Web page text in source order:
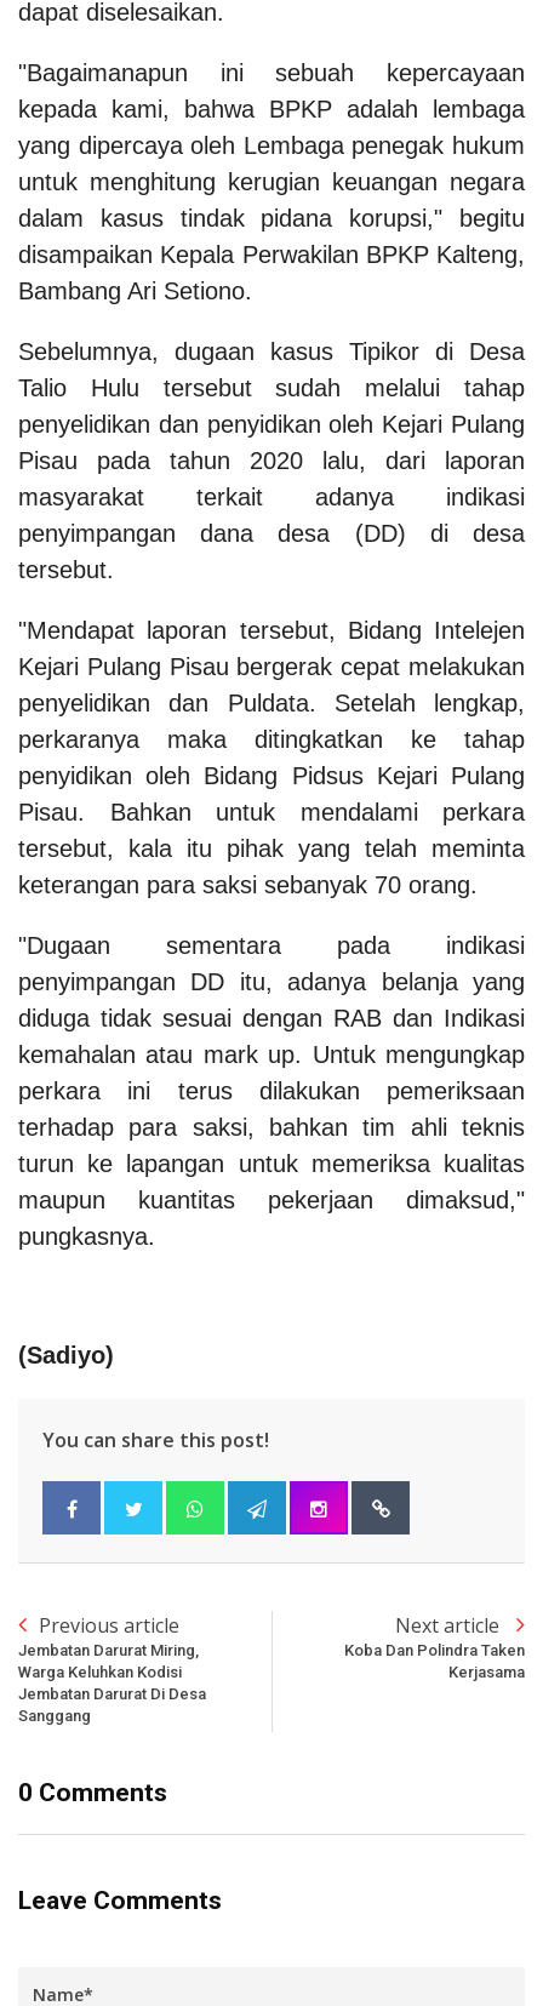
dapat diselesaikan.
"Bagaimanapun ini sebuah kepercayaan
kepada kami, bahwa BPKP adalah lembaga
yang dipercaya oleh Lembaga penegak hukum
untuk menghitung kerugian keuangan negara
dalam kasus tindak pidana korupsi," begitu
disampaikan Kepala Perwakilan BPKP Kalteng,
Bambang Ari Setiono.
Sebelumnya, dugaan kasus Tipikor di Desa
Talio Hulu tersebut sudah melalui tahap
penyelidikan dan penyidikan oleh Kejari Pulang
Pisau pada tahun 2020 lalu, dari laporan
masyarakat terkait adanya indikasi
penyimpangan dana desa (DD) di desa
tersebut.
"Mendapat laporan tersebut, Bidang Intelejen
Kejari Pulang Pisau bergerak cepat melakukan
penyelidikan dan Puldata. Setelah lengkap,
perkaranya maka ditingkatkan ke tahap
penyidikan oleh Bidang Pidsus Kejari Pulang
Pisau. Bahkan untuk mendalami perkara
tersebut, kala itu pihak yang telah meminta
keterangan para saksi sebanyak 70 orang.
"Dugaan sementara pada indikasi
penyimpangan DD itu, adanya belanja yang
diduga tidak sesuai dengan RAB dan Indikasi
kemahalan atau mark up. Untuk mengungkap
perkara ini terus dilakukan pemeriksaan
terhadap para saksi, bahkan tim ahli teknis
turun ke lapangan untuk memeriksa kualitas
maupun kuantitas pekerjaan dimaksud,"
pungkasnya.
(Sadiyo)
You can share this post!
Previous article
Jembatan Darurat Miring,
Warga Keluhkan Kodisi
Jembatan Darurat Di Desa
Sanggang
Next article
Koba Dan Polindra Taken
Kerjasama
0 Comments
Leave Comments